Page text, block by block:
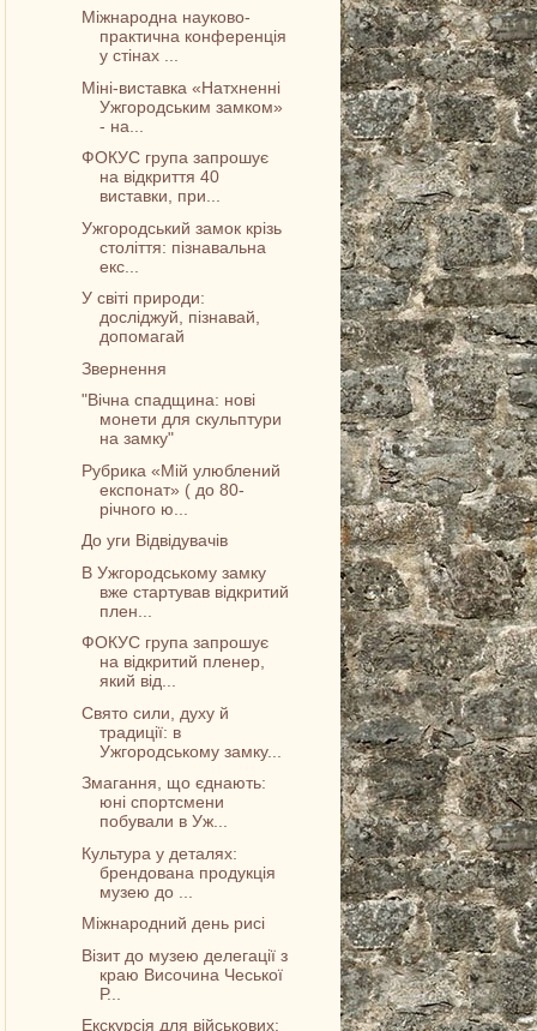
Міжнародна науково-
практична конференція
у стінах ...
Міні-виставка «Натхненні
Ужгородським замком»
- на...
ФОКУС група запрошує
на відкриття 40
виставки, при...
Ужгородський замок крізь
століття: пізнавальна
екс...
У світі природи:
досліджуй, пізнавай,
допомагай
Звернення
"Вічна спадщина: нові
монети для скульптури
на замку"
Рубрика «Мій улюблений
експонат» ( до 80-
річного ю...
До уги Відвідувачів
В Ужгородському замку
вже стартував відкритий
плен...
ФОКУС група запрошує
на відкритий пленер,
який від...
Свято сили, духу й
традиції: в
Ужгородському замку...
Змагання, що єднають:
юні спортсмени
побували в Уж...
Культура у деталях:
брендована продукція
музею до ...
Міжнародний день рисі
Візит до музею делегації з
краю Височина Чеської
Р...
Екскурсія для військових: